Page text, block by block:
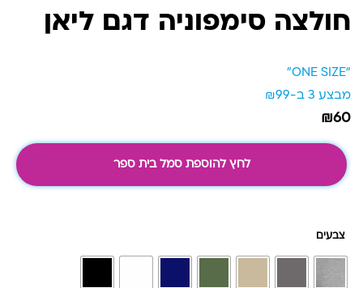
חולצה סימפוניה דגם ליאן
“ONE SIZE”
מבצע 3 ב-₪99
₪60
לחץ להוספת סמל בית ספר
צבעים
כמות של חולצה סימפוניה דגם ליאן